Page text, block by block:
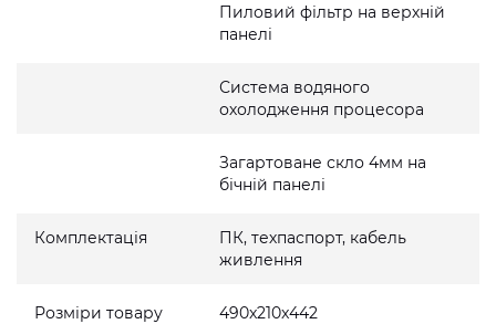
Пиловий фільтр на верхній
панелі
Система водяного
охолодження процесора
Загартоване скло 4мм на
бічній панелі
Комплектація
ПК, техпаспорт, кабель
живлення
Розміри товару
490x210x442